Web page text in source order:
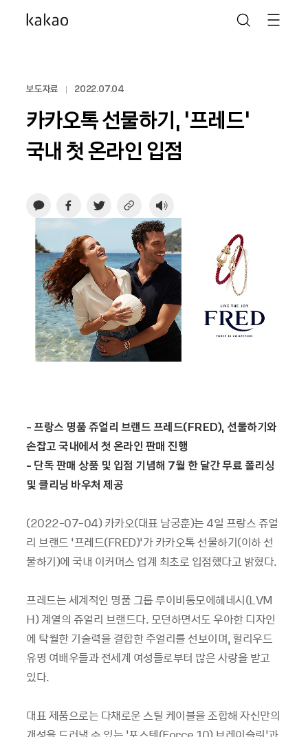
보도자료 2022.07.04
카카오톡 선물하기, ‘프레드’
국내 첫 온라인 입점
- 프랑스 명품 쥬얼리 브랜드 프레드(FRED), 선물하기와
손잡고 국내에서 첫 온라인 판매 진행
- 단독 판매 상품 및 입점 기념해 7월 한 달간 무료 폴리싱
및 클리닝 바우처 제공
(2022-07-04) 카카오(대표 남궁훈)는 4일 프랑스 쥬얼
리 브랜드 ‘프레드(FRED)’가 카카오톡 선물하기(이하 선
물하기)에 국내 이커머스 업계 최초로 입점했다고 밝혔다.
프레드는 세계적인 명품 그룹 루이비통모에헤네시(LVM
H) 계열의 쥬얼리 브랜드다. 모던하면서도 우아한 디자인
에 탁월한 기술력을 결합한 주얼리를 선보이며, 헐리우드
유명 여배우들과 전세계 여성들로부터 많은 사랑을 받고
있다.
대표 제품으로는 다채로운 스틸 케이블을 조합해 자신만의